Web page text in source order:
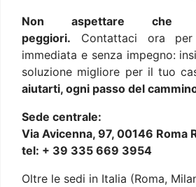
Non aspettare che
peggiori. Contattaci ora per
immediata e senza impegno:
soluzione migliore per il tuo
aiutarti, ogni passo del
Sede centrale:
Via Avicenna, 97, 00146 Roma
tel: + 39 335 669 3954
Oltre le sedi in Italia (Roma,